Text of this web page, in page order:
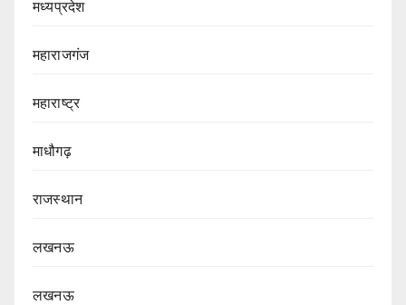
मध्यप्रदेश
महाराजगंज
महाराष्ट्र
माधौगढ़
राजस्थान
लखनऊ
लखनऊ